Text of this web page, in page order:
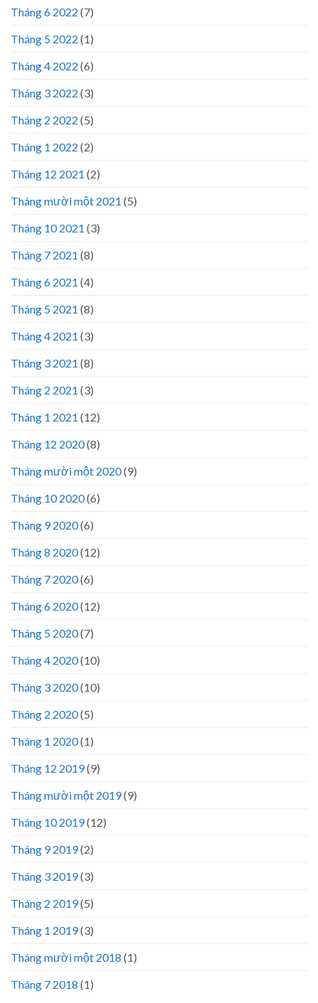
Tháng 6 2022 (7)
Tháng 5 2022 (1)
Tháng 4 2022 (6)
Tháng 3 2022 (3)
Tháng 2 2022 (5)
Tháng 1 2022 (2)
Tháng 12 2021 (2)
Tháng mười một 2021 (5)
Tháng 10 2021 (3)
Tháng 7 2021 (8)
Tháng 6 2021 (4)
Tháng 5 2021 (8)
Tháng 4 2021 (3)
Tháng 3 2021 (8)
Tháng 2 2021 (3)
Tháng 1 2021 (12)
Tháng 12 2020(8)
Tháng mười một 2020(9)
Tháng 10 2020(6)
Tháng 9 2020(6)
Tháng 8 2020(12)
Tháng 7 2020(6)
Tháng 6 2020(12)
Tháng 5 2020(7)
Tháng 4 2020(10)
Tháng 3 2020(10)
Tháng 2 2020(5)
Tháng 1 2020(1)
Tháng 12 2019(9)
Tháng mười một 2019(9)
Tháng 10 2019(12)
Tháng 9 2019(2)
Tháng 3 2019(3)
Tháng 2 2019(5)
Tháng 1 2019(3)
Tháng mười một 2018 (1)
Tháng 7 2018 (1)